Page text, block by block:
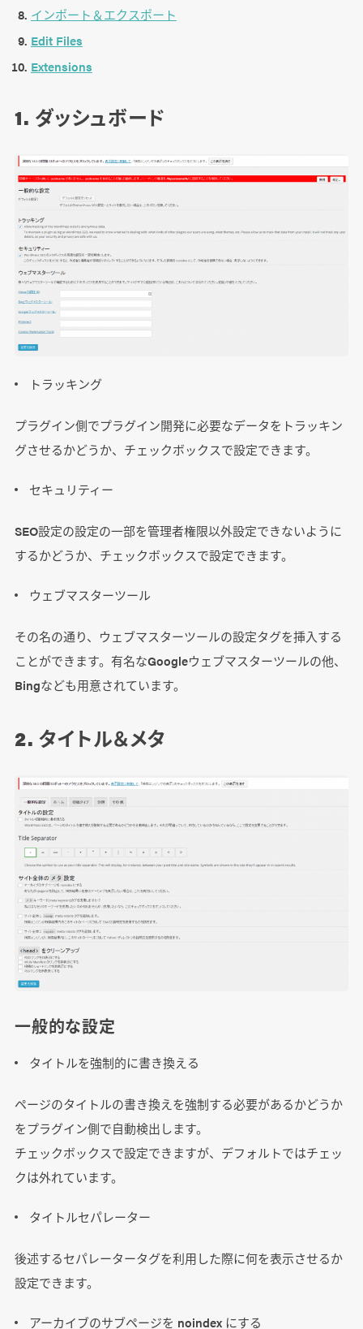
インポート＆エクスポート
Edit Files
Extensions
1. ダッシュボード
トラッキング
プラグイン側でプラグイン開発に必要なデータをトラッキン
グさせるかどうか、チェックボックスで設定できます。
セキュリティー
SEO設定の設定の一部を管理者権限以外設定できないように
するかどうか、チェックボックスで設定できます。
ウェブマスターツール
その名の通り、ウェブマスターツールの設定タグを挿入する
ことができます。有名なGoogleウェブマスターツールの他、
Bingなども用意されています。
2. タイトル＆メタ
一般的な設定
タイトルを強制的に書き換える
ページのタイトルの書き換えを強制する必要があるかどうか
をプラグイン側で自動検出します。
チェックボックスで設定できますが、デフォルトではチェッ
クは外れています。
タイトルセパレーター
後述するセパレータータグを利用した際に何を表示させるか
設定できます。
アーカイブのサブページを noindex にする